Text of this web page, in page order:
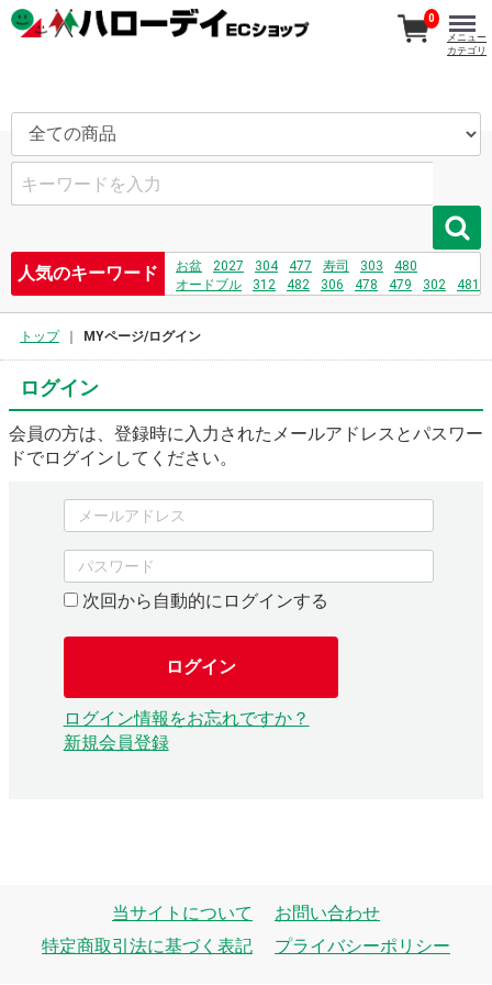
人気のキーワード お盆 2027 304 477 寿司 303
480
オードブル
312 482 306 478 479 302
481
0
メニュー
カテゴリ
トップ MYページ/ログイン
ログイン
会員の方は、登録時に入力されたメールアドレスとパスワー
ドでログインしてください。
次回から自動的にログインする
ログイン
ログイン情報をお忘れですか？
新規会員登録
当サイトについて
お問い合わせ
特定商取引法に基づく表記
プライバシーポリシー